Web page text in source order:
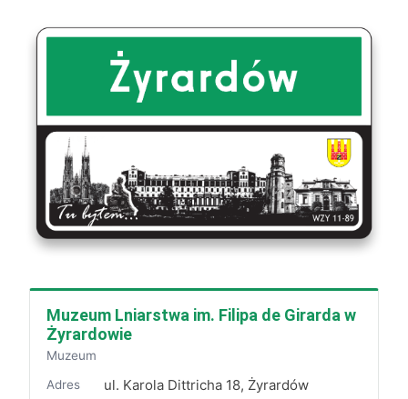
Muzeum Lniarstwa im. Filipa de Girarda w
Żyrardowie
Muzeum
Adres ul. Karola Dittricha 18, Żyrardów